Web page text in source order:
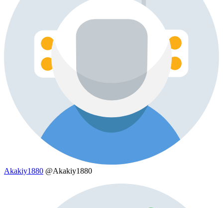
Akakiy1880 @Akakiy1880